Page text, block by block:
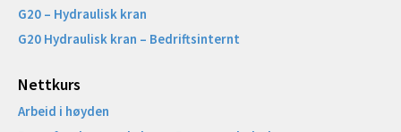
G20 – Hydraulisk kran
G20 Hydraulisk kran – Bedriftsinternt
Nettkurs
Arbeid i høyden